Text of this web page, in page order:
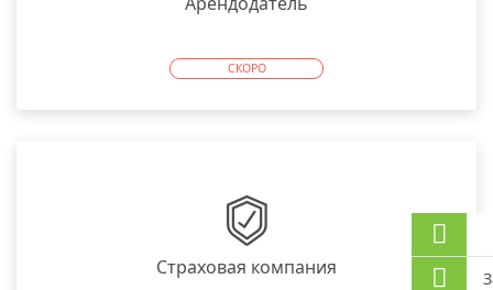
СКОРО
Страховая компания